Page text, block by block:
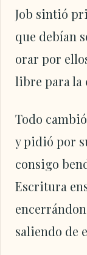
Job sintió
que debían
orar por
libre para la
Todo
y pidió por
consigo
Escritura
saliendo de